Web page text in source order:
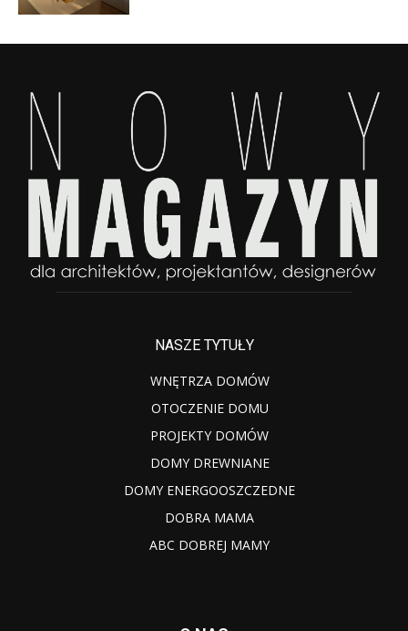
NASZE TYTUŁY
WNĘTRZA DOMÓW
OTOCZENIE DOMU
PROJEKTY DOMÓW
DOMY DREWNIANE
DOMY ENERGOOSZCZEDNE
DOBRA MAMA
ABC DOBREJ MAMY